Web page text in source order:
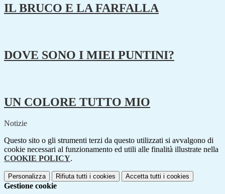
IL BRUCO E LA FARFALLA
DOVE SONO I MIEI PUNTINI?
UN COLORE TUTTO MIO
Notizie
Questo sito o gli strumenti terzi da questo utilizzati si avvalgono di
cookie necessari al funzionamento ed utili alle finalità illustrate nella
COOKIE POLICY.
Personalizza Rifiuta tutti i cookies Accetta tutti i cookies
Gestione cookie